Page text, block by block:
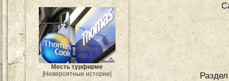
Месть турфирме
[Невероятные истории]